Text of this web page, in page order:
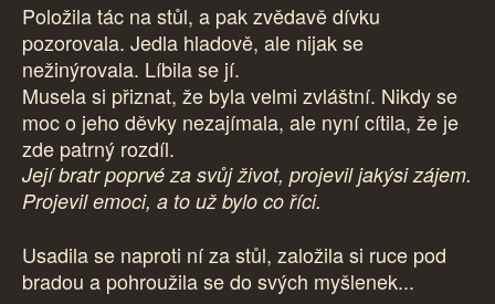
Položila tác na stůl, a pak zvědavě dívku
pozorovala. Jedla hladově, ale nijak se
nežinýrovala. Líbila se jí.
Musela si přiznat, že byla velmi zvláštní. Nikdy se
moc o jeho děvky nezajímala, ale nyní cítila, že je
zde patrný rozdíl.
Její bratr poprvé za svůj život, projevil jakýsi zájem.
Projevil emoci, a to už bylo co říci.
Usadila se naproti ní za stůl, založila si ruce pod
bradou a pohroužila se do svých myšlenek...